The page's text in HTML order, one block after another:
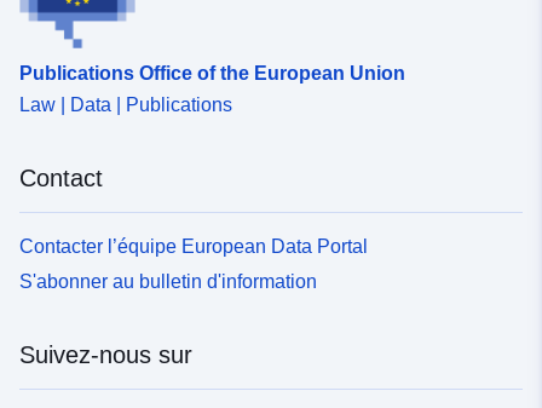
Publications Office of the European Union
Law | Data | Publications
Contact
Contacter l’équipe European Data Portal
S'abonner au bulletin d'information
Suivez-nous sur